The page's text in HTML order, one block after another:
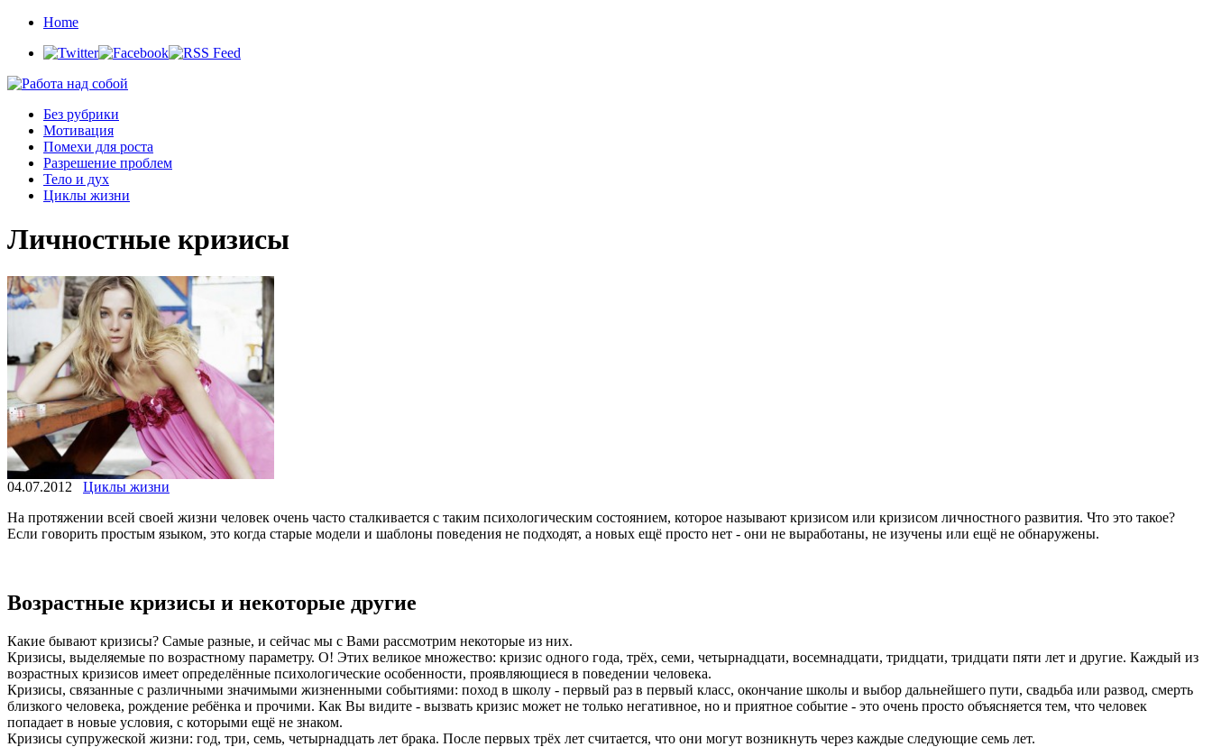
Home
Без рубрики
Мотивация
Помехи для роста
Разрешение проблем
Тело и дух
Циклы жизни
Личностные кризисы
04.07.2012
Циклы жизни
На протяжении всей своей жизни человек очень часто сталкивается с таким психологическим состоянием, которое называют кризисом или кризисом личностного развития. Что это такое?
Если говорить простым языком, это когда старые модели и шаблоны поведения не подходят, а новых ещё просто нет - они не выработаны, не изучены или ещё не обнаружены.
Возрастные кризисы и некоторые другие
Какие бывают кризисы? Самые разные, и сейчас мы с Вами рассмотрим некоторые из них.
Кризисы, выделяемые по возрастному параметру. О! Этих великое множество: кризис одного года, трёх, семи, четырнадцати, восемнадцати, тридцати, тридцати пяти лет и другие. Каждый из
возрастных кризисов имеет определённые психологические особенности, проявляющиеся в поведении человека.
Кризисы, связанные с различными значимыми жизненными событиями: поход в школу - первый раз в первый класс, окончание школы и выбор дальнейшего пути, свадьба или развод, смерть
близкого человека, рождение ребёнка и прочими. Как Вы видите - вызвать кризис может не только негативное, но и приятное событие - это очень просто объясняется тем, что человек
попадает в новые условия, с которыми ещё не знаком.
Кризисы супружеской жизни: год, три, семь, четырнадцать лет брака. После первых трёх лет считается, что они могут возникнуть через каждые следующие семь лет.